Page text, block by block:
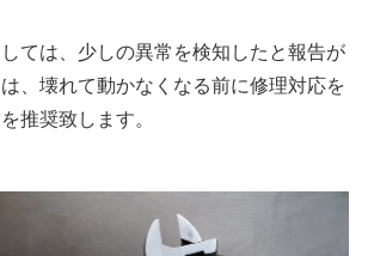
ては、少しの異常を検知したと報告が
、壊れて動かなくなる前に修理対応を
推奨致します。